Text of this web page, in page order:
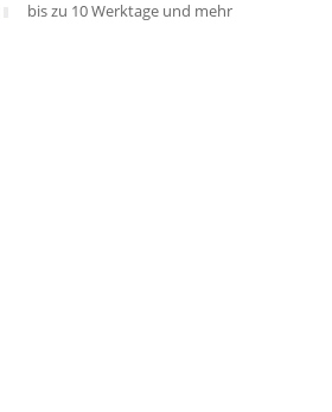
bis zu 10 Werktage und mehr